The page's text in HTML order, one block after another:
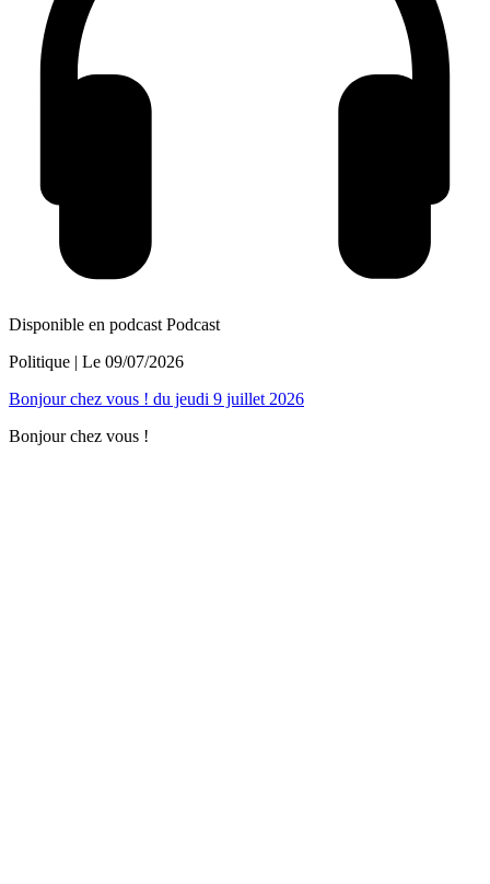
Disponible en podcast Podcast
Politique | Le 09/07/2026
Bonjour chez vous ! du jeudi 9 juillet 2026
Bonjour chez vous !